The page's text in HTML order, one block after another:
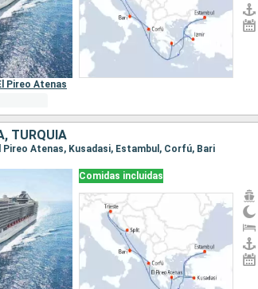
Pireo Atenas
TURQUÍA
Atenas, Kusadasi, Estambul, Corfú, Bari
Comidas incluidas